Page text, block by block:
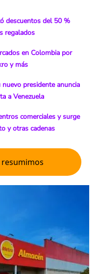
descuentos del 50 %
regalados
en Colombia por
y más
presidente anuncia
a Venezuela
comerciales y surge
y otras cadenas
resumimos